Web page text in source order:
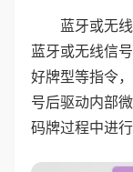
蓝牙或无
蓝牙或无线信
好牌型等指令
号后驱动内部
码牌过程中进